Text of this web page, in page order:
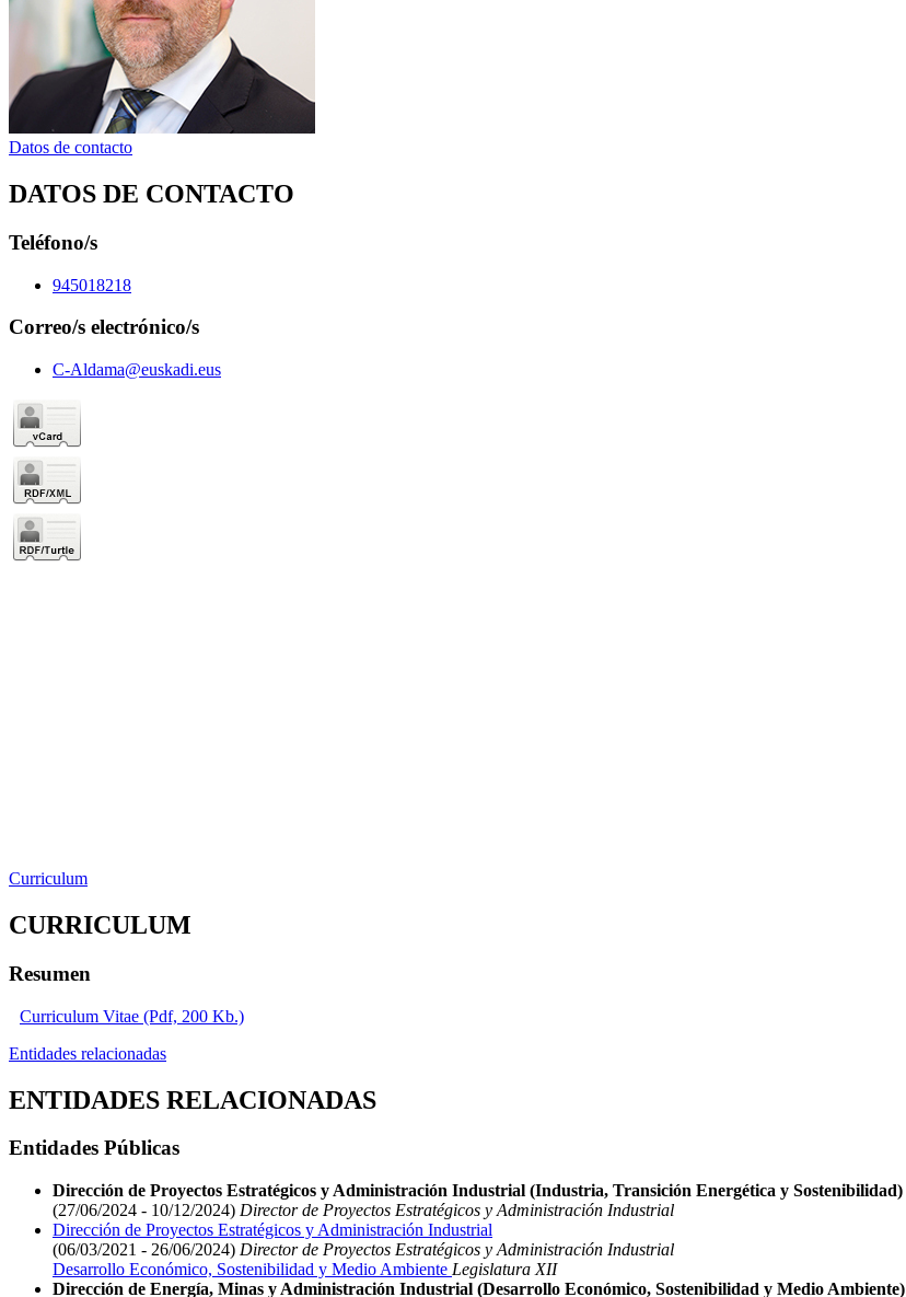
Datos de contacto
DATOS DE CONTACTO
Teléfono/s
945018218
Correo/s electrónico/s
C-Aldama@euskadi.eus
Curriculum
CURRICULUM
Resumen
Curriculum Vitae (Pdf, 200 Kb.)
Entidades relacionadas
ENTIDADES RELACIONADAS
Entidades Públicas
Dirección de Proyectos Estratégicos y Administración Industrial (Industria, Transición Energética y Sostenibilidad)
(27/06/2024 - 10/12/2024) Director de Proyectos Estratégicos y Administración Industrial
Dirección de Proyectos Estratégicos y Administración Industrial
(06/03/2021 - 26/06/2024) Director de Proyectos Estratégicos y Administración Industrial
Desarrollo Económico, Sostenibilidad y Medio Ambiente Legislatura XII
Dirección de Energía, Minas y Administración Industrial (Desarrollo Económico, Sostenibilidad y Medio Ambiente)